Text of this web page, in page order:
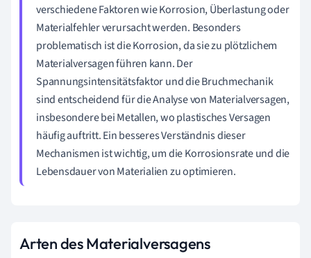
verschiedene Faktoren wie Korrosion, Überlastung oder
Materialfehler verursacht werden. Besonders
problematisch ist die Korrosion, da sie zu plötzlichem
Materialversagen führen kann. Der
Spannungsintensitätsfaktor und die Bruchmechanik
sind entscheidend für die Analyse von Materialversagen,
insbesondere bei Metallen, wo plastisches Versagen
häufig auftritt. Ein besseres Verständnis dieser
Mechanismen ist wichtig, um die Korrosionsrate und die
Lebensdauer von Materialien zu optimieren.
Arten des Materialversagens